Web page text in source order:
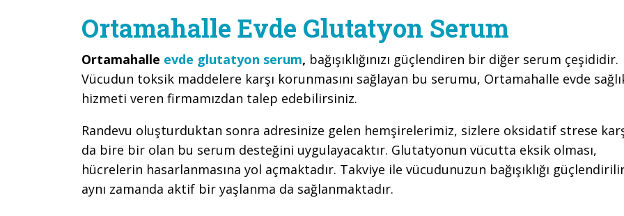
Ortamahalle Evde Glutatyon Serum
Ortamahalle evde glutatyon serum, bağışıklığınızı güçlendiren bir diğer serum çeşididir.
Vücudun toksik maddelere karşı korunmasını sağlayan bu serumu, Ortamahalle evde
hizmeti veren firmamızdan talep edebilirsiniz.
Randevu oluşturduktan sonra adresinize gelen hemşirelerimiz, sizlere oksidatif strese
da bire bir olan bu serum desteğini uygulayacaktır. Glutatyonun vücutta eksik olması,
hücrelerin hasarlanmasına yol açmaktadır. Takviye ile vücudunuzun bağışıklığı
aynı zamanda aktif bir yaşlanma da sağlanmaktadır.